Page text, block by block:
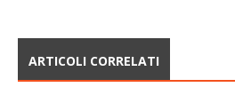
ARTICOLI CORRELATI